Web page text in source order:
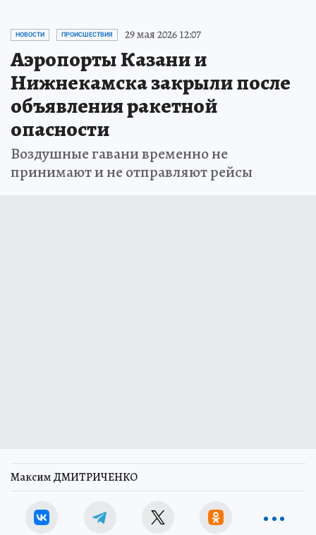
НОВОСТИ ПРОИСШЕСТВИЯ 29 мая 2026 12:07
Аэропорты Казани и
Нижнекамска закрыли после
объявления ракетной
опасности
Воздушные гавани временно не
принимают и не отправляют рейсы
Максим ДМИТРИЧЕНКО